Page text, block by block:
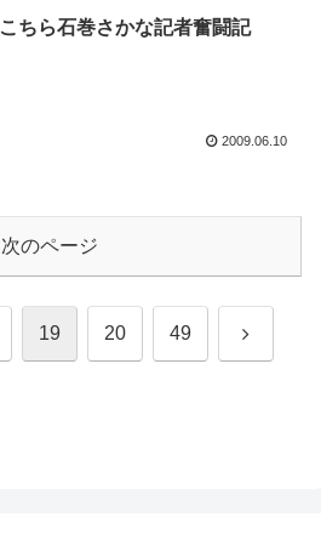
こちら石巻さかな記者奮闘記
2009.06.10
次のページ
19 20 49 次